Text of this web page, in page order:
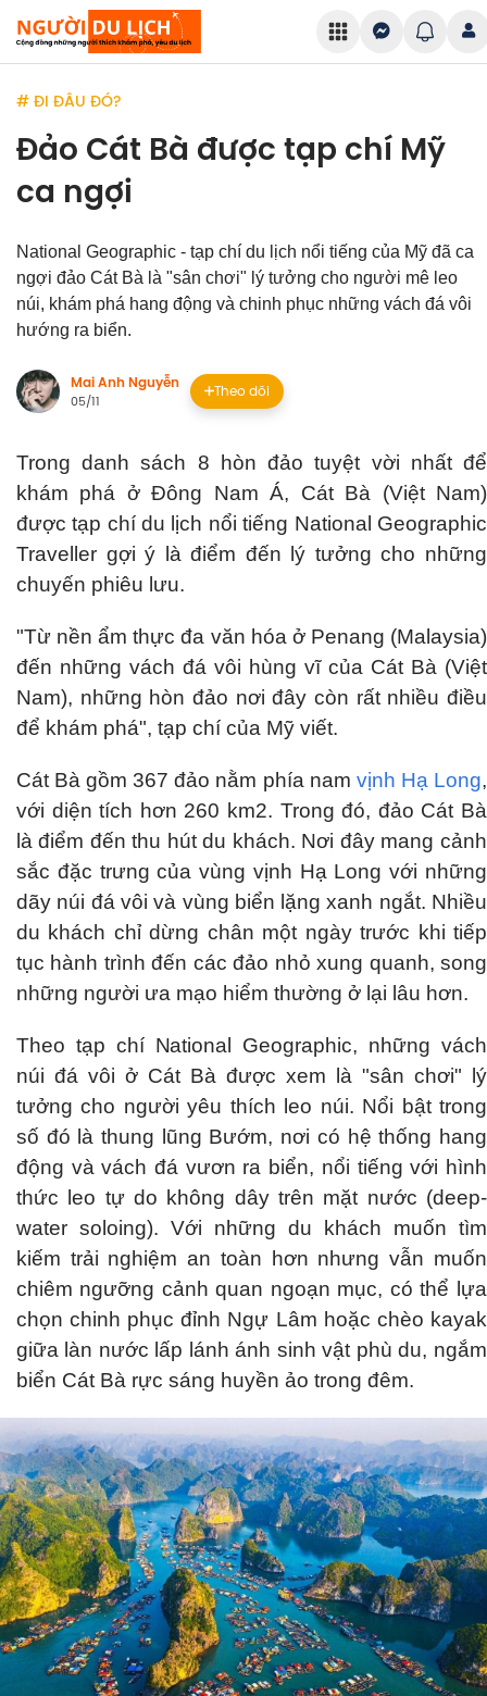
# ĐI ĐÂU ĐÓ?
Đảo Cát Bà được tạp chí Mỹ
ca ngợi
National Geographic - tạp chí du lịch nổi tiếng của Mỹ đã ca
ngợi đảo Cát Bà là "sân chơi" lý tưởng cho người mê leo
núi, khám phá hang động và chinh phục những vách đá vôi
hướng ra biển.
Mai Anh Nguyễn
05/11
Theo dõi
Trong danh sách 8 hòn đảo tuyệt vời nhất để
khám phá ở Đông Nam Á, Cát Bà (Việt Nam)
được tạp chí du lịch nổi tiếng National Geographic
Traveller gợi ý là điểm đến lý tưởng cho những
chuyến phiêu lưu.
"Từ nền ẩm thực đa văn hóa ở Penang (Malaysia)
đến những vách đá vôi hùng vĩ của Cát Bà (Việt
Nam), những hòn đảo nơi đây còn rất nhiều điều
để khám phá", tạp chí của Mỹ viết.
Cát Bà gồm 367 đảo nằm phía nam vịnh Hạ Long,
với diện tích hơn 260 km2. Trong đó, đảo Cát Bà
là điểm đến thu hút du khách. Nơi đây mang cảnh
sắc đặc trưng của vùng vịnh Hạ Long với những
dãy núi đá vôi và vùng biển lặng xanh ngắt. Nhiều
du khách chỉ dừng chân một ngày trước khi tiếp
tục hành trình đến các đảo nhỏ xung quanh, song
những người ưa mạo hiểm thường ở lại lâu hơn.
Theo tạp chí National Geographic, những vách
núi đá vôi ở Cát Bà được xem là "sân chơi" lý
tưởng cho người yêu thích leo núi. Nổi bật trong
số đó là thung lũng Bướm, nơi có hệ thống hang
động và vách đá vươn ra biển, nổi tiếng với hình
thức leo tự do không dây trên mặt nước (deep-
water soloing). Với những du khách muốn tìm
kiếm trải nghiệm an toàn hơn nhưng vẫn muốn
chiêm ngưỡng cảnh quan ngoạn mục, có thể lựa
chọn chinh phục đỉnh Ngự Lâm hoặc chèo kayak
giữa làn nước lấp lánh ánh sinh vật phù du, ngắm
biển Cát Bà rực sáng huyền ảo trong đêm.